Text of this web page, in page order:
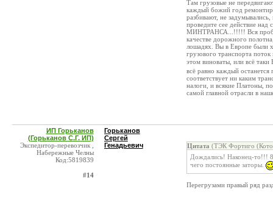
Там грузовые не
каждый божий год
разбивают, не
проведите сее действие
МИНТРАНСА...!!!!! Вся
качестве дорожного
лошадях. Вы в Европе были
грузового транспорта
этом виноваты, или всё
всё равно каждый
соответствует ни каким
налоги, и всякие Платоны,
самой главной отрасли в
ИП Горьканов
(Горьканов С.Г. ИП)
Экспедитор-перевозчик ,
Набережные Челны
Код:5819839
#14
Горьканов
Сергей
Генадьевич
Цитата (ТЭК Фортиго
Дождались! Наконец-то!!!
чего постоянные заторы.
Перегрузами правый ряд